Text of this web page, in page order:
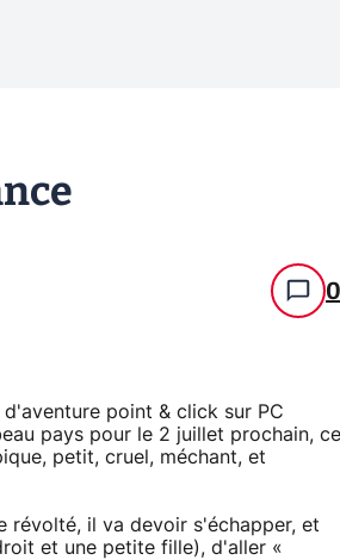
0
point & click sur PC
pays pour le 2 juillet prochain, ce
petit, cruel, méchant, et
révolté, il va devoir s'échapper, et
et une petite fille), d'aller «